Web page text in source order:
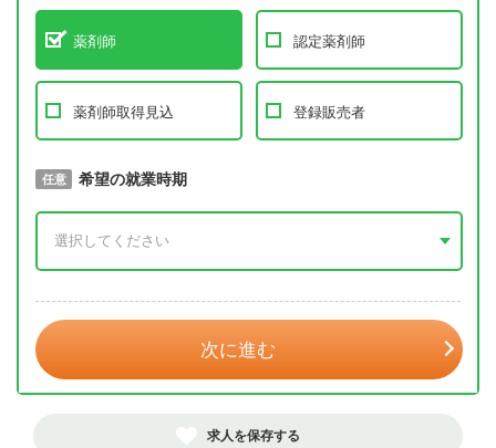
薬剤師 認定薬剤師
薬剤師取得見込 登録販売者
必須 取得予定年
任意 希望の就業時期
次に進む
求人を保存する